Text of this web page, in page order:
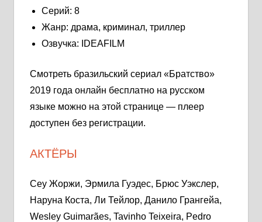
Серий: 8
Жанр: драма, криминал, триллер
Озвучка: IDEAFILM
Смотреть бразильский сериал «Братство»
2019 года онлайн бесплатно на русском
языке можно на этой странице — плеер
доступен без регистрации.
АКТЁРЫ
Сеу Жоржи, Эрмила Гуэдес, Брюс Уэкслер,
Наруна Коста, Ли Тейлор, Данило Грангейа,
Wesley Guimarães, Tavinho Teixeira, Pedro